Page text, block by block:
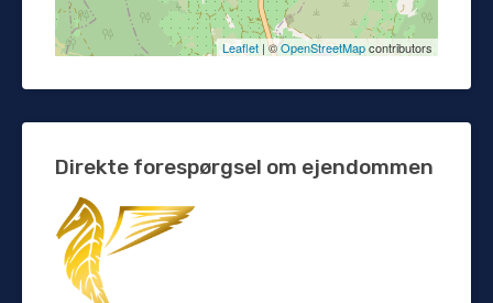
Leaflet | ©OpenStreetMapcontributors
Direkte forespørgsel om ejendommen